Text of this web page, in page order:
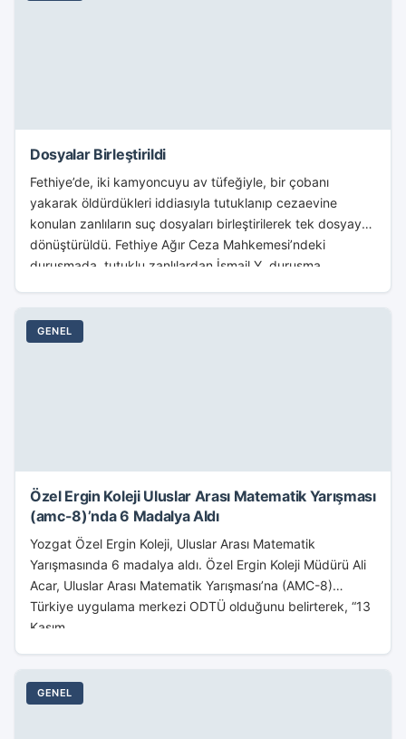
Dosyalar Birleştirildi
Fethiye’de, iki kamyoncuyu av tüfeğiyle, bir çobanı
yakarak öldürdükleri iddiasıyla tutuklanıp cezaevine
konulan zanlıların suç dosyaları birleştirilerek tek dosyaya
dönüştürüldü. Fethiye Ağır Ceza Mahkemesi’ndeki
duruşmada, tutuklu zanlılardan İsmail Y, duruşma...
GENEL
Özel Ergin Koleji Uluslar Arası Matematik Yarışması
(amc-8)’nda 6 Madalya Aldı
Yozgat Özel Ergin Koleji, Uluslar Arası Matematik
Yarışmasında 6 madalya aldı. Özel Ergin Koleji Müdürü Ali
Acar, Uluslar Arası Matematik Yarışması’na (AMC-8)
Türkiye uygulama merkezi ODTÜ olduğunu belirterek, “13
Kasım...
GENEL